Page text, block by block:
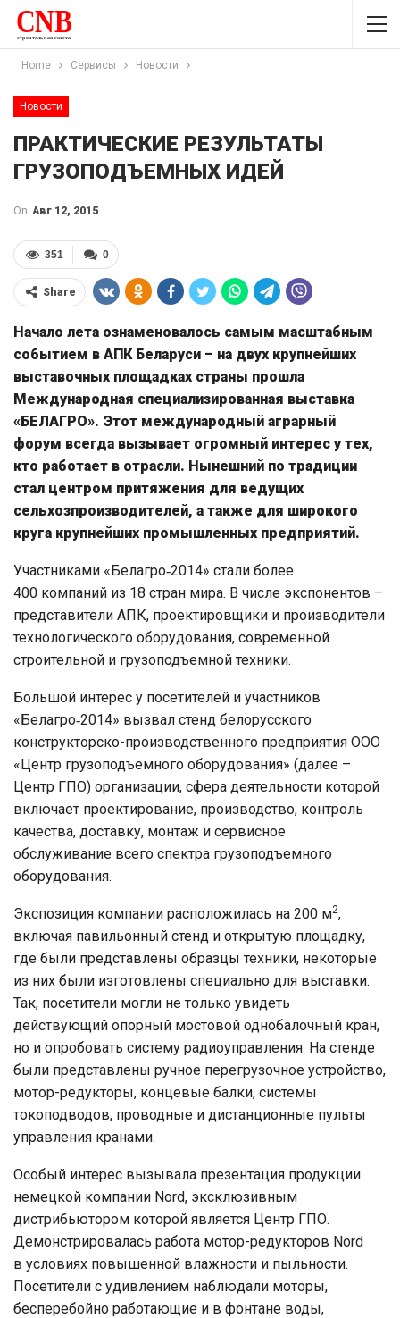
Home Сервисы Новости
Новости
ПРАКТИЧЕСКИЕ РЕЗУЛЬТАТЫ
ГРУЗОПОДЪЕМНЫХ ИДЕЙ
On Авг 12, 2015
0
351
Share
Начало лета ознаменовалось самым масштабным
событием в АПК Беларуси – на двух крупнейших
выставочных площадках страны прошла
Международная специализированная выставка
«БЕЛАГРО». Этот международный аграрный
форум всегда вызывает огромный интерес у тех,
кто работает в отрасли. Нынешний по традиции
стал центром притяжения для ведущих
сельхозпроизводителей, а также для широкого
круга крупнейших промышленных предприятий.
Участниками «Белагро‑2014» стали более
400 компаний из 18 стран мира. В числе экспонентов –
представители АПК, проектировщики и производители
технологического оборудования, современной
строительной и грузоподъемной техники.
Большой интерес у посетителей и участников
«Белагро‑2014» вызвал стенд белорусского
конструкторско-производственного предприятия ООО
«Центр грузоподъемного оборудования» (далее –
Центр ГПО) организации, сфера деятельности которой
включает проектирование, производство, контроль
качества, доставку, монтаж и сервисное
обслуживание всего спектра грузоподъемного
оборудования.
Экспозиция компании расположилась на 200 м2,
включая павильонный стенд и открытую площадку,
где были представлены образцы техники, некоторые
из них были изготовлены специально для выставки.
Так, посетители могли не только увидеть
действующий опорный мостовой однобалочный кран,
но и опробовать систему радиоуправления. На стенде
были представлены ручное перегрузочное устройство,
мотор-редукторы, концевые балки, системы
токоподводов, проводные и дистанционные пульты
управления кранами.
Особый интерес вызывала презентация продукции
немецкой компании Nord, эксклюзивным
дистрибьютором которой является Центр ГПО.
Демонстрировалась работа мотор-редукторов Nord
в условиях повышенной влажности и пыльности.
Посетители с удивлением наблюдали моторы,
бесперебойно работающие и в фонтане воды,